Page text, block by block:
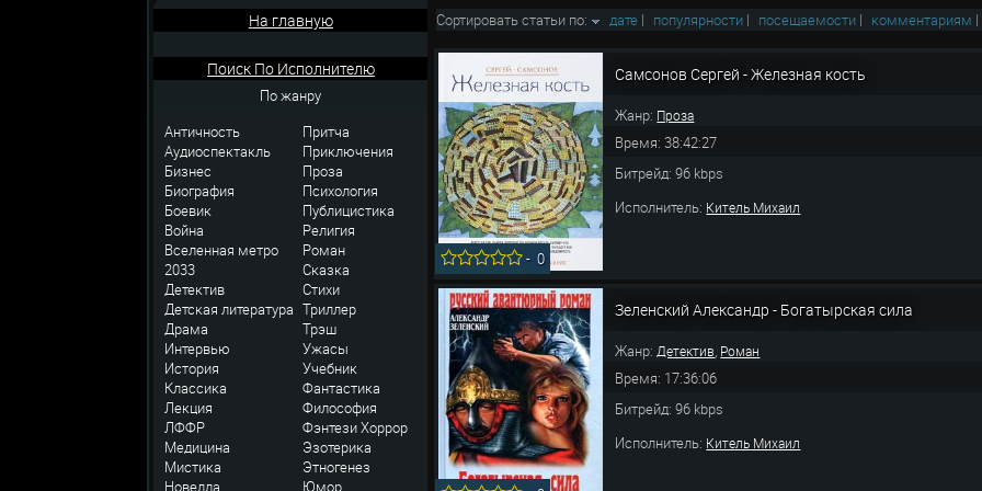
На главную
Поиск По Исполнителю
По жанру
Античность
Аудиоспектакль
Бизнес
Биография
Боевик
Война
Вселенная метро
2033
Детектив
Детская литература
Драма
Интервью
История
Классика
Лекция
ЛФФР
Медицина
Мистика
Новелла
Притча
Приключения
Проза
Психология
Публицистика
Религия
Роман
Сказка
Стихи
Триллер
Трэш
Ужасы
Учебник
Фантастика
Философия
ФэнтезиХоррор
Эзотерика
Этногенез
Юмор
Сортировать статьи по: дате | популярности | посещаемости | комментариям |
-0
Самсонов Сергей - Железная кость
Жанр: Проза
Время: 38:42:27
Битрейд: 96 kbps
Исполнитель: Китель Михаил
Зеленский Александр - Богатырская сила
Жанр:Детектив, Роман
Время: 17:36:06
Битрейд: 96 kbps
Исполнитель: Китель Михаил